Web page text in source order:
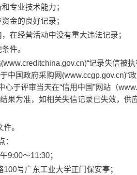
专业技术能力；
金的良好记录；
在经营活动中没有重大违法记录；
件。
记录失信被
中国政府采购网(www.ccgp.gov.cn)“
于评审当天在“信用中国”网站（
果为准，如相关失信记录已失效，供
。
：
9:00～11:30；
号广东工业大学正门保安亭；